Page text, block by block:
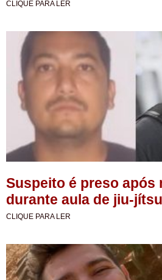
CLIQUE PARA LER
Suspeito é preso após
durante aula de jiu-
CLIQUE PARA LER